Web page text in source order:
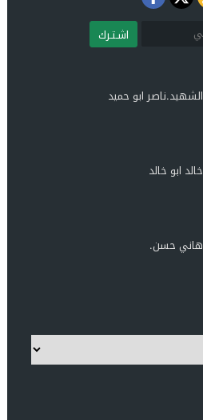
اشـتـرك
الشهيد.ناصر ابو حميد
خالد ابو خالد
هاني حسن.